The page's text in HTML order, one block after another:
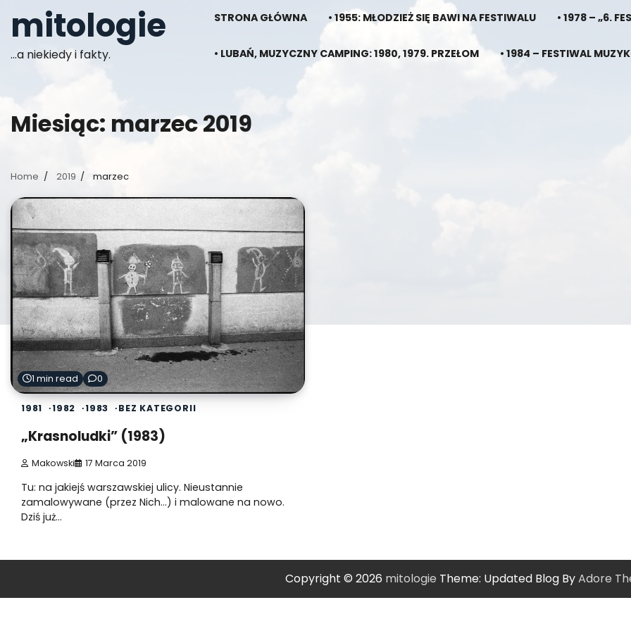
content
mitologie
…a niekiedy i fakty.
STRONA GŁÓWNA • 1955: MŁODZIEŻ SIĘ BAWI NA FESTIWALU • 1978 – „6.
• LUBAŃ, MUZYCZNY CAMPING: 1980, 1979. PRZEŁOM • 1984 – FESTIWAL
Miesiąc: marzec 2019
Home 2019 marzec
1 min read 0
1981 1982 1983 BEZ KATEGORII
„Krasnoludki” (1983)
Makowski 17 Marca 2019
Tu: na jakiejś warszawskiej ulicy. Nieustannie
zamalowywane (przez Nich…) i malowane na nowo.
Dziś już…
Copyright © 2026 mitologie Theme: Updated Blog ByAdore